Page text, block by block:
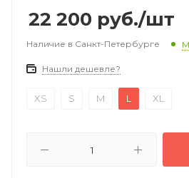
22 200 руб./шт
Наличие в Санкт-Петербурге
Нашли дешевле?
XS S M L XL